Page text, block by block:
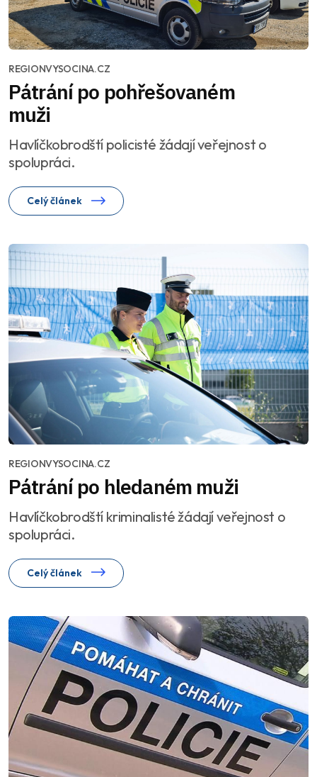
REGIONVYSOCINA.CZ
Pátrání po pohřešovaném
muži
Havlíčkobrodští policisté žádají veřejnost o
spolupráci.
Celý článek
REGIONVYSOCINA.CZ
Pátrání po hledaném muži
Havlíčkobrodští kriminalisté žádají veřejnost o
spolupráci.
Celý článek